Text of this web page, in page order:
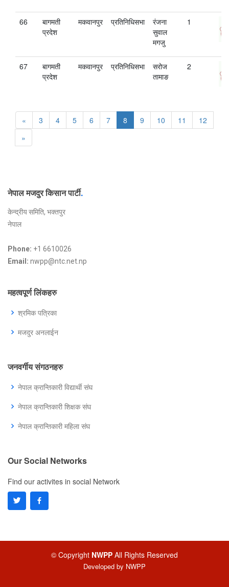
66
बागमती
प्रदेश
मकवानपुर प्रतिनिधिसभा
रंजना
सुवाल
मगजु
1
67
बागमती
प्रदेश
मकवानपुर प्रतिनिधिसभा
सरोज
तामाङ
2
« 3 4 5 6 7 8 9 10 11
12
»
नेपाल मजदुर किसान पार्टी.
केन्द्रीय समिति, भक्तपुर
नेपाल
Phone: +1 6610026
Email: nwpp@ntc.net.np
महत्वपूर्ण लिंकहरु
श्रमिक पत्रिका
मजदुर अनलाईन
जनवर्गीय संगठनहरु
नेपाल क्रान्तिकारी विद्यार्थी संघ
नेपाल क्रान्तिकारी शिक्षक संघ
नेपाल क्रान्तिकारी महिला संघ
Our Social Networks
Find our activites in social Network
© Copyright NWPP All Rights Reserved
Developed by NWPP